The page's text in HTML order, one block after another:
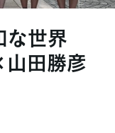
な世界
田勝彦